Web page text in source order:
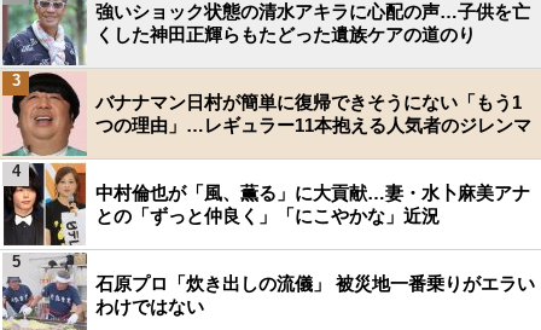
強いショック状態の清水アキラに心配の声…子供を亡
くした神田正輝らもたどった遺族ケアの道のり
バナナマン日村が簡単に復帰できそうにない「もう1
つの理由」…レギュラー11本抱える人気者のジレンマ
3
中村倫也が「風、薫る」に大貢献…妻・水卜麻美アナ
との「ずっと仲良く」「にこやかな」近況
4
石原プロ「炊き出しの流儀」 被災地一番乗りがエラい
わけではない
5